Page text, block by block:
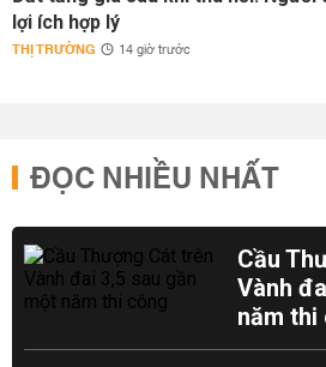
lợi ích hợp lý
THỊ TRƯỜNG 14 giờ trước
ĐỌC NHIỀU NHẤT
Cầu
Vành
năm thi